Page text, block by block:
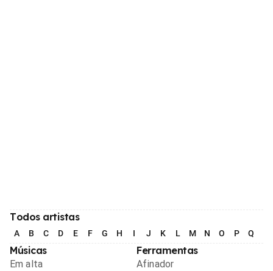
Todos artistas
A B C D E F G H I J K L M N O P Q
Músicas
Em alta
Ferramentas
Afinador